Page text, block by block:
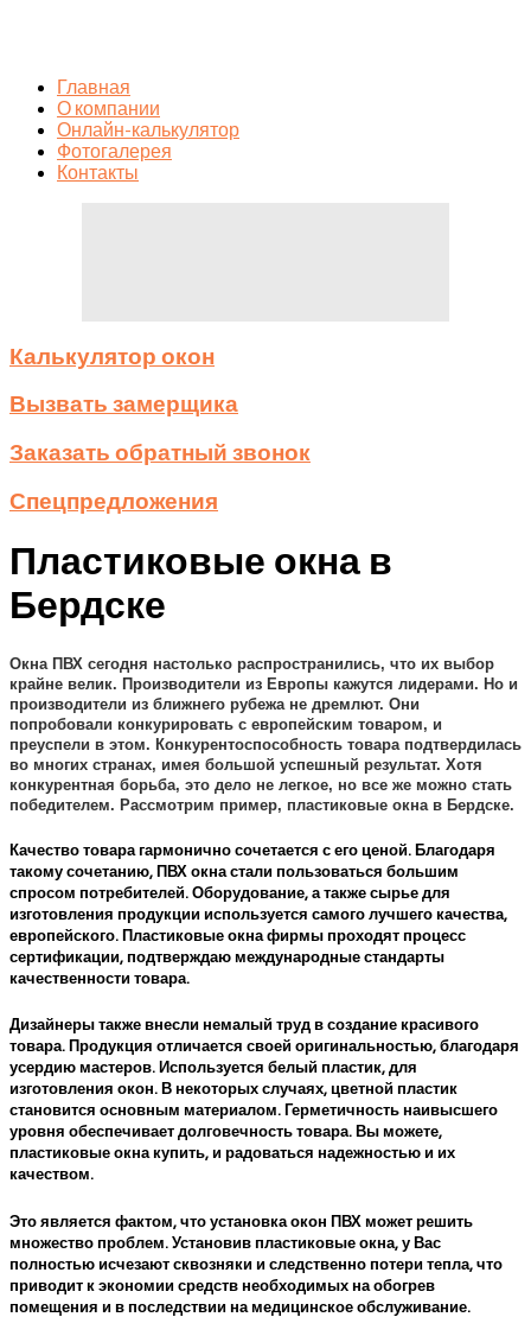
Главная
О компании
Онлайн-калькулятор
Фотогалерея
Контакты
Калькулятор окон
Вызвать замерщика
Заказать обратный звонок
Спецпредложения
Пластиковые окна в
Бердске
Окна ПВХ сегодня настолько распространились, что их выбор
крайне велик. Производители из Европы кажутся лидерами. Но и
производители из ближнего рубежа не дремлют. Они
попробовали конкурировать с европейским товаром, и
преуспели в этом. Конкурентоспособность товара подтвердилась
во многих странах, имея большой успешный результат. Хотя
конкурентная борьба, это дело не легкое, но все же можно стать
победителем. Рассмотрим пример, пластиковые окна в Бердске.
Качество товара гармонично сочетается с его ценой. Благодаря
такому сочетанию, ПВХ окна стали пользоваться большим
спросом потребителей. Оборудование, а также сырье для
изготовления продукции используется самого лучшего качества,
европейского. Пластиковые окна фирмы проходят процесс
сертификации, подтверждаю международные стандарты
качественности товара.
Дизайнеры также внесли немалый труд в создание красивого
товара. Продукция отличается своей оригинальностью, благодаря
усердию мастеров. Используется белый пластик, для
изготовления окон. В некоторых случаях, цветной пластик
становится основным материалом. Герметичность наивысшего
уровня обеспечивает долговечность товара. Вы можете,
пластиковые окна купить, и радоваться надежностью и их
качеством.
Это является фактом, что установка окон ПВХ может решить
множество проблем. Установив пластиковые окна, у Вас
полностью исчезают сквозняки и следственно потери тепла, что
приводит к экономии средств необходимых на обогрев
помещения и в последствии на медицинское обслуживание.